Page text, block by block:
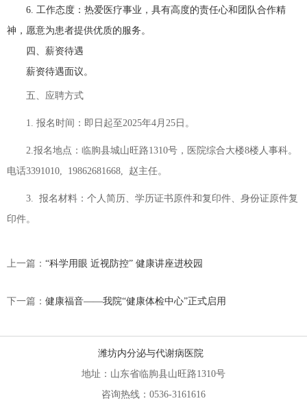
6. 工作态度：热爱医疗事业，具有高度的责任心和团队合作精
神，愿意为患者提供优质的服务。
四、薪资待遇
薪资待遇面议。
五、应聘方式
1. 报名时间：即日起至2025年4月25日。
2.报名地点：临朐县城山旺路1310号，医院综合大楼8楼人事科。
电话3391010, 19862681668, 赵主任。
3. 报名材料：个人简历、学历证书原件和复印件、身份证原件复
印件。
上一篇： “科学用眼 近视防控” 健康讲座进校园
下一篇： 健康福音——我院“健康体检中心”正式启用
潍坊内分泌与代谢病医院
地址：山东省临朐县山旺路1310号
咨询热线：0536-3161616